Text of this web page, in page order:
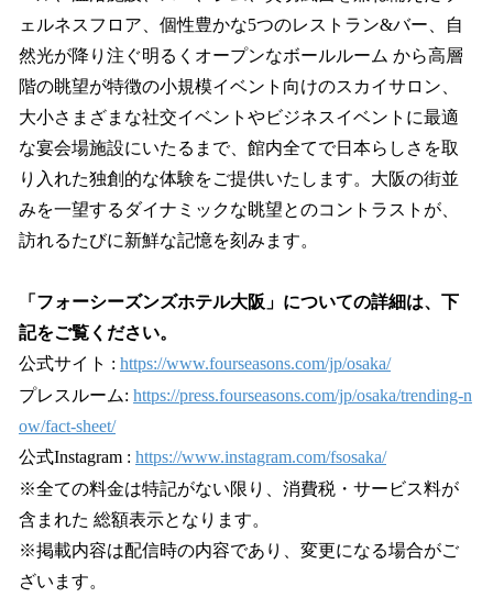
ェルネスフロア、個性豊かな5つのレストラン&バー、自
然光が降り注ぐ明るくオープンなボールルーム から高層
階の眺望が特徴の小規模イベント向けのスカイサロン、
大小さまざまな社交イベントやビジネスイベントに最適
な宴会場施設にいたるまで、館内全てで日本らしさを取
り入れた独創的な体験をご提供いたします。大阪の街並
みを一望するダイナミックな眺望とのコントラストが、
訪れるたびに新鮮な記憶を刻みます。
「フォーシーズンズホテル大阪」についての詳細は、下
記をご覧ください。
公式サイト : https://www.fourseasons.com/jp/osaka/
プレスルーム: https://press.fourseasons.com/jp/osaka/trending-n
ow/fact-sheet/
公式Instagram : https://www.instagram.com/fsosaka/
※全ての料金は特記がない限り、消費税・サービス料が
含まれた 総額表示となります。
※掲載内容は配信時の内容であり、変更になる場合がご
ざいます。